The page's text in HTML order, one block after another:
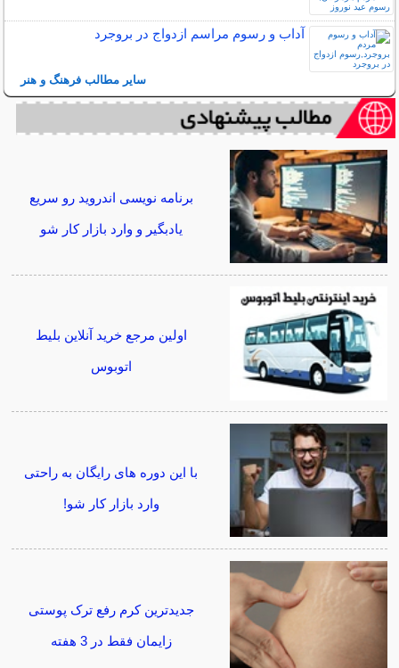
آداب و رسوم مراسم ازدواج در بروجرد
سایر مطالب فرهنگ و هنر
برنامه نویسی اندروید رو سریع
یادبگیر و وارد بازار کار شو
اولین مرجع خرید آنلاین بلیط
اتوبوس
با این دوره های رایگان به راحتی
وارد بازار کار شو!
جدیدترین کرم رفع ترک پوستی
زایمان فقط در 3 هفته